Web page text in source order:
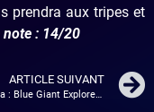
prendra aux tripes et
note : 14/20
ARTICLE SUIVANT
Avis manga : Blue Giant Explorer – tome 2